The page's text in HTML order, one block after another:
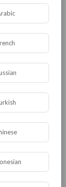
2014/0